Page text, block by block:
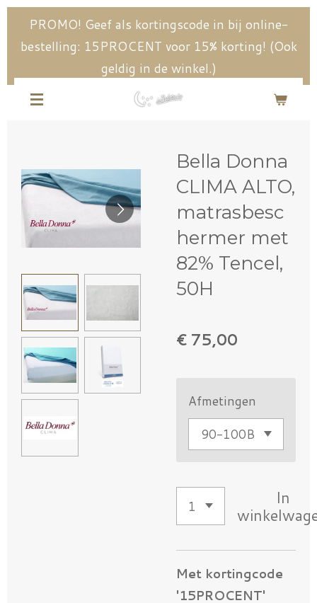
direct
de
hoofdinhoud
PROMO! Geef als kortingscode in bij online-
bestelling: 15PROCENT voor 15% korting! (Ook
geldig in de winkel.)
Bella Donna
CLIMA ALTO,
matrasbesc
hermer met
82% Tencel,
50H
€ 75,00
Afmetingen
In
Met kortingcode
'15PROCENT'